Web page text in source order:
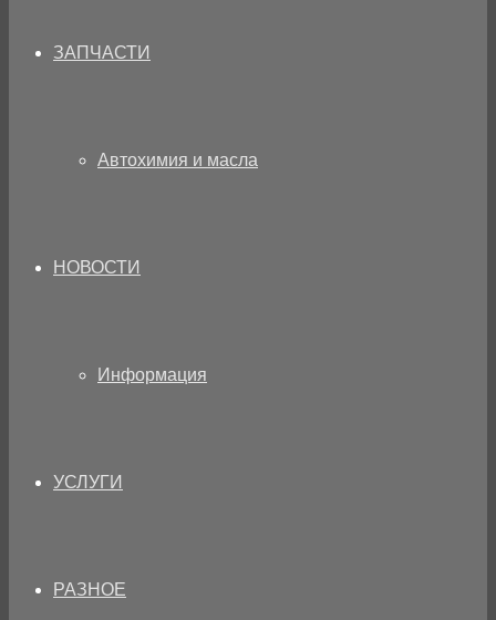
ЗАПЧАСТИ
Автохимия и масла
НОВОСТИ
Информация
УСЛУГИ
РАЗНОЕ